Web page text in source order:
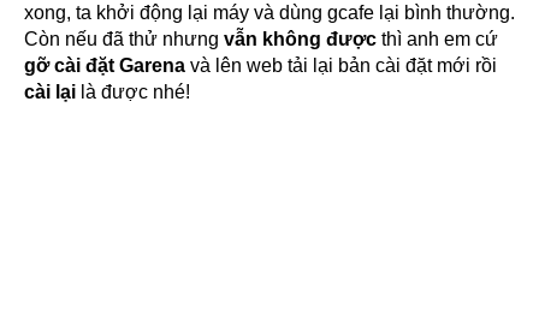
xong, ta khởi động lại máy và dùng gcafe lại bình thường.
Còn nếu đã thử nhưng vẫn không được thì anh em cứ
gỡ cài đặt Garena và lên web tải lại bản cài đặt mới rồi
cài lại là được nhé!